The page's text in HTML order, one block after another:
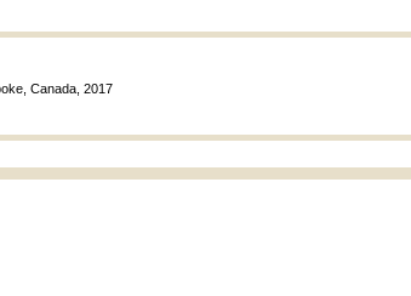
Canada, 2017